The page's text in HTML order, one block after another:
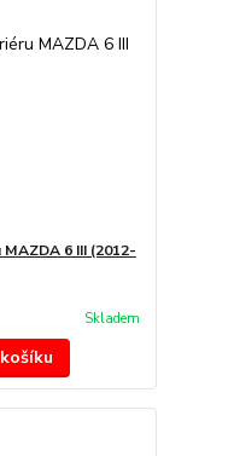
6 III (2012-
Skladem